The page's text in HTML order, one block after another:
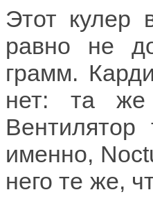
Этот кулер
равно не
грамм.
нет: та же
именно,
него те же,